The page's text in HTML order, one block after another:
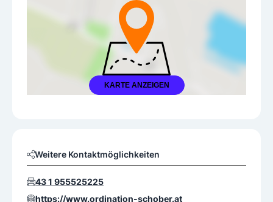
KARTE ANZEIGEN
Weitere Kontaktmöglichkeiten
43 1 955525225
https://www.ordination-schober.at